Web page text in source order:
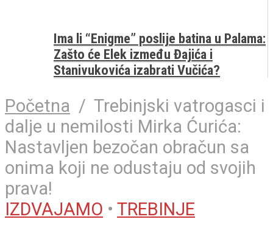
Ima li “Enigme” poslije batina u Palama:
Zašto će Elek između Đajića i
Stanivukovića izabrati Vučića?
Početna / Trebinjski vatrogasci i
dalje u nemilosti Mirka Ćurića:
Nastavljen bezočan obračun sa
onima koji ne odustaju od svojih
prava!
IZDVAJAMO • TREBINJE